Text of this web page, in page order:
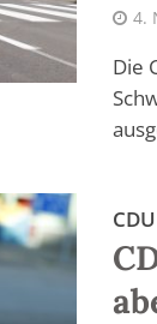
4.
Die